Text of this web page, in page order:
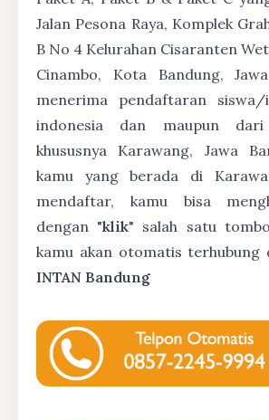
Jalan Pesona Raya, Komplek
B No 4 Kelurahan Cisaranten
Cinambo, Kota Bandung,
menerima pendaftaran
indonesia dan maupun
khususnya Karawang, Jawa
kamu yang berada di
mendaftar, kamu bisa
dengan "klik" salah satu
kamu akan otomatis terhubung
INTAN Bandung